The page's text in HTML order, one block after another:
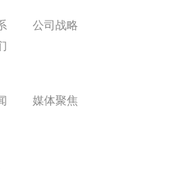
公司战略
媒体聚焦